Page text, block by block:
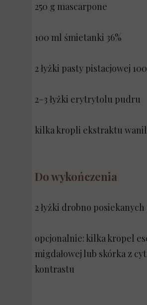
250 g mascarpone
100 ml śmietanki 36%
2 łyżki pasty pistacjowej
2–3 łyżki erytrytolu pudru
kilka kropli ekstraktu
Do wykończenia
2 łyżki drobno
opcjonalnie: kilka kropel
migdałowej lub skórka z
kontrastu